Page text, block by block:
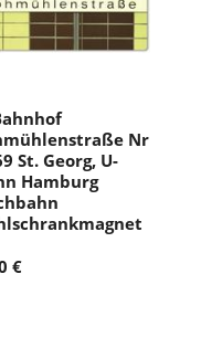
Nr
St. Georg, U-
Hamburg
€